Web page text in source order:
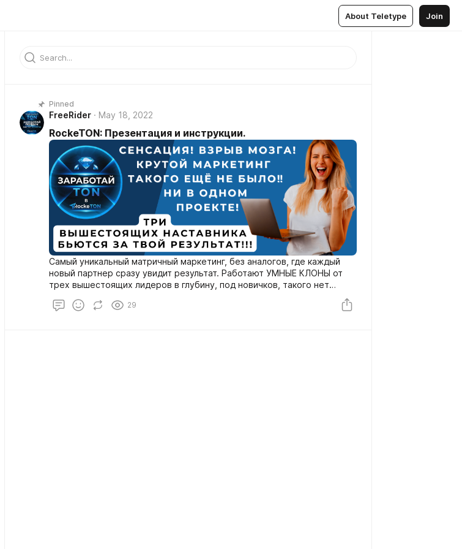
About Teletype Join
Pinned
FreeRider May 18, 2022
RockeTON: Презентация и инструкции.
Самый уникальный матричный маркетинг, без аналогов, где каждый
новый партнер сразу увидит результат. Работают УМНЫЕ КЛОНЫ от
трех вышестоящих лидеров в глубину, под новичков, такого нет
29